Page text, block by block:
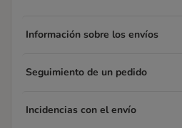
Información sobre los envíos
Seguimiento de un pedido
Incidencias con el envío